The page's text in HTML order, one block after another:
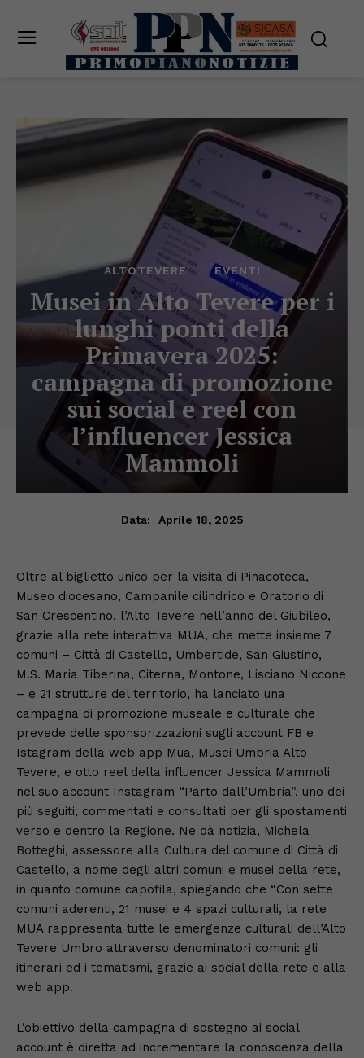
ALTOTEVERE EVENTI
Musei in Alto Tevere per i
lunghi ponti della
Primavera 2025:
campagna di promozione
sui social e reel con
l’influencer Jessica
Mammoli
Data: Aprile 18, 2025
Oltre al biglietto unico per la visita di Pinacoteca,
Museo diocesano, Campanile cilindrico e Oratorio di
San Crescentino, l’Alto Tevere nell’anno del Giubileo,
grazie alla rete interattiva MUA, che mette insieme 7
comuni – Città di Castello, Umbertide, San Giustino,
M.S. Maria Tiberina, Citerna, Montone, Lisciano Niccone
– e 21 strutture del territorio, ha lanciato una
campagna di promozione museale e culturale che
prevede delle sponsorizzazioni sugli account FB e
Istagram della web app Mua, Musei Umbria Alto
Tevere, e otto reel della influencer Jessica Mammoli
nel suo account Instagram “Parto dall’Umbria”, uno dei
più seguiti, commentati e consultati per gli spostamenti
verso e dentro la Regione. Ne dà notizia, Michela
Botteghi, assessore alla Cultura del comune di Città di
Castello, a nome degli altri comuni e musei della rete,
in quanto comune capofila, spiegando che “Con sette
comuni aderenti, 21 musei e 4 spazi culturali, la rete
MUA rappresenta tutte le emergenze culturali dell’Alto
Tevere Umbro attraverso denominatori comuni: gli
itinerari ed i tematismi, grazie ai social della rete e alla
web app.
L’obiettivo della campagna di sostegno ai social
account è diretta ad incrementare la conoscenza della